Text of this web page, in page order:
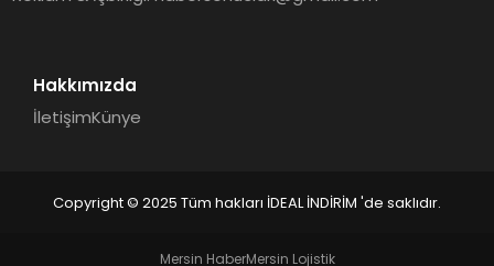
Hakkımızda
İletişimKünye
Copyright © 2025 Tüm hakları İDEAL İNDİRİM 'de saklıdır.
Mersin HaberMersin Lojistik